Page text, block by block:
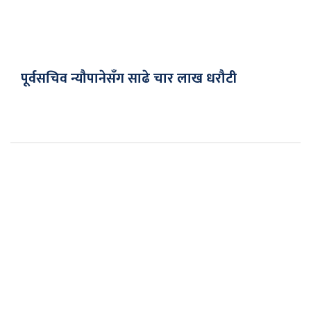
पूर्वसचिव न्यौपानेसँग साढे चार लाख धरौटी